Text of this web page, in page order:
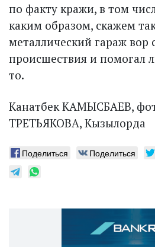
по факту кражи, в том
каким образом, скажем
металлический гараж вор
происшествия и помогал
то.
Канатбек КАМЫСБАЕВ,
ТРЕТЬЯКОВА, Кызылорда
Поделиться Поделиться